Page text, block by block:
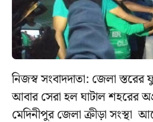
নিজস্ব সংবাদদাতা: জেলা
আবার সেরা হল ঘাটাল শহরের
মেদিনীপুর জেলা ক্রীড়া সংস্থা